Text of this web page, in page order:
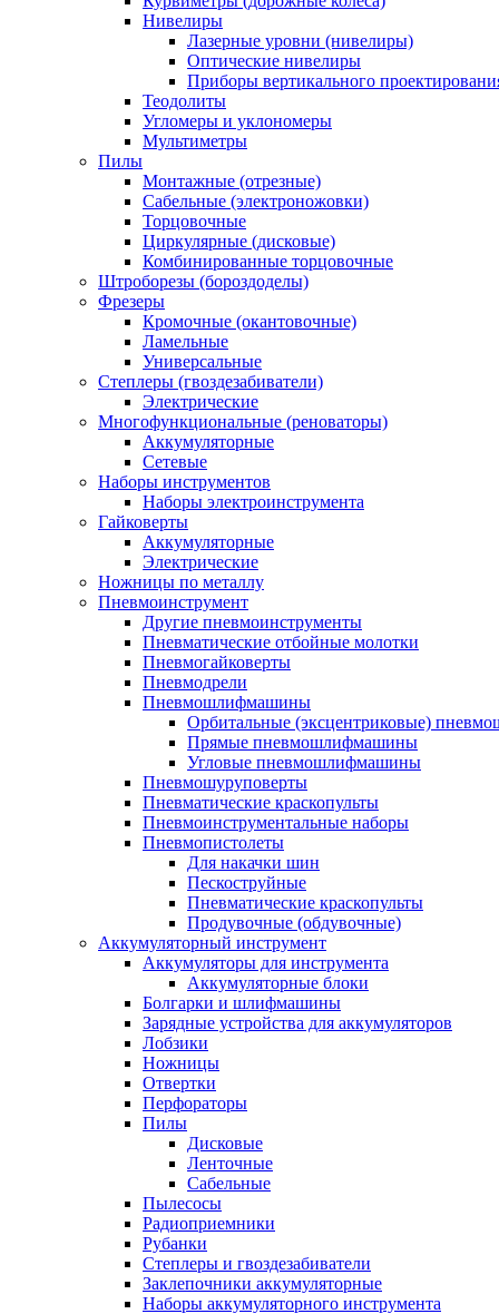
Нивелиры
Лазерные уровни (нивелиры)
Оптические нивелиры
Приборы вертикального
Теодолиты
Угломеры и уклономеры
Мультиметры
Пилы
Монтажные (отрезные)
Сабельные (электроножовки)
Торцовочные
Циркулярные (дисковые)
Комбинированные торцовочные
Штроборезы (бороздоделы)
Фрезеры
Кромочные (окантовочные)
Ламельные
Универсальные
Степлеры (гвоздезабиватели)
Электрические
Многофункциональные (реноваторы)
Аккумуляторные
Сетевые
Наборы инструментов
Наборы электроинструмента
Гайковерты
Аккумуляторные
Электрические
Ножницы по металлу
Пневмоинструмент
Другие пневмоинструменты
Пневматические отбойные молотки
Пневмогайковерты
Пневмодрели
Пневмошлифмашины
Орбитальные (эксцентриковые)
Прямые пневмошлифмашины
Угловые пневмошлифмашины
Пневмошуруповерты
Пневматические краскопульты
Пневмоинструментальные наборы
Пневмопистолеты
Для накачки шин
Пескоструйные
Пневматические краскопульты
Продувочные (обдувочные)
Аккумуляторный инструмент
Аккумуляторы для инструмента
Аккумуляторные блоки
Болгарки и шлифмашины
Зарядные устройства для аккумуляторов
Лобзики
Ножницы
Отвертки
Перфораторы
Пилы
Дисковые
Ленточные
Сабельные
Пылесосы
Радиоприемники
Рубанки
Степлеры и гвоздезабиватели
Заклепочники аккумуляторные
Наборы аккумуляторного инструмента